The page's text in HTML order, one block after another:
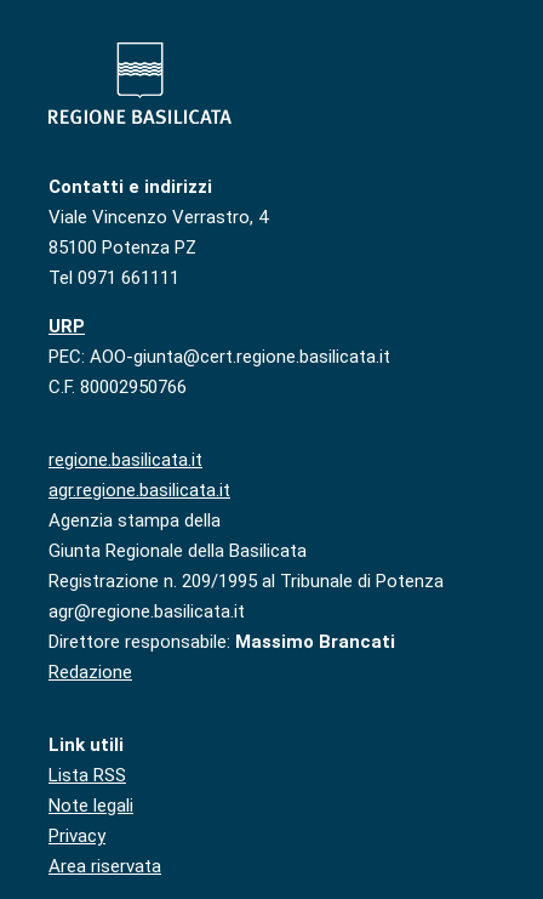
Contatti e indirizzi
Viale Vincenzo Verrastro, 4
85100 Potenza PZ
Tel 0971 661111
URP
PEC: AOO-giunta@cert.regione.basilicata.it
C.F. 80002950766
regione.basilicata.it
agr.regione.basilicata.it
Agenzia stampa della
Giunta Regionale della Basilicata
Registrazione n. 209/1995 al Tribunale di Potenza
agr@regione.basilicata.it
Direttore responsabile: Massimo Brancati
Redazione
Link utili
Lista RSS
Note legali
Privacy
Area riservata